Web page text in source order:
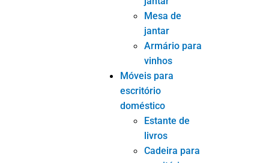
Móveis para
quartos de crianças
Cama para
quarto infantil
Estante para
quarto infantil
Mesa de
cabeceira
para quarto
infantil
Cadeira de